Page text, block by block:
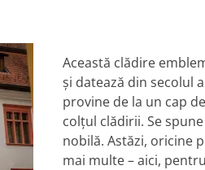
Această clădire
și datează din secolul
provine de la un cap
colțul clădirii. Se
nobilă. Astăzi, oricine
mai multe – aici,